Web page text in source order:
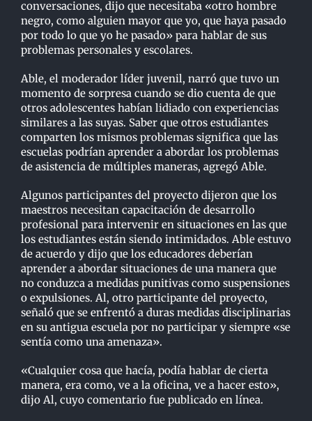
conversaciones, dijo que necesitaba «otro hombre
negro, como alguien mayor que yo, que haya pasado
por todo lo que yo he pasado» para hablar de sus
problemas personales y escolares.
Able, el moderador líder juvenil, narró que tuvo un
momento de sorpresa cuando se dio cuenta de que
otros adolescentes habían lidiado con experiencias
similares a las suyas. Saber que otros estudiantes
comparten los mismos problemas significa que las
escuelas podrían aprender a abordar los problemas
de asistencia de múltiples maneras, agregó Able.
Algunos participantes del proyecto dijeron que los
maestros necesitan capacitación de desarrollo
profesional para intervenir en situaciones en las que
los estudiantes están siendo intimidados. Able estuvo
de acuerdo y dijo que los educadores deberían
aprender a abordar situaciones de una manera que
no conduzca a medidas punitivas como suspensiones
o expulsiones. Al, otro participante del proyecto,
señaló que se enfrentó a duras medidas disciplinarias
en su antigua escuela por no participar y siempre «se
sentía como una amenaza».
«Cualquier cosa que hacía, podía hablar de cierta
manera, era como, ve a la oficina, ve a hacer esto»,
dijo Al, cuyo comentario fue publicado en línea.